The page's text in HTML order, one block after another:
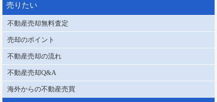
売りたい
不動産売却無料査定
売却のポイント
不動産売却の流れ
不動産売却Q&A
海外からの不動産売買